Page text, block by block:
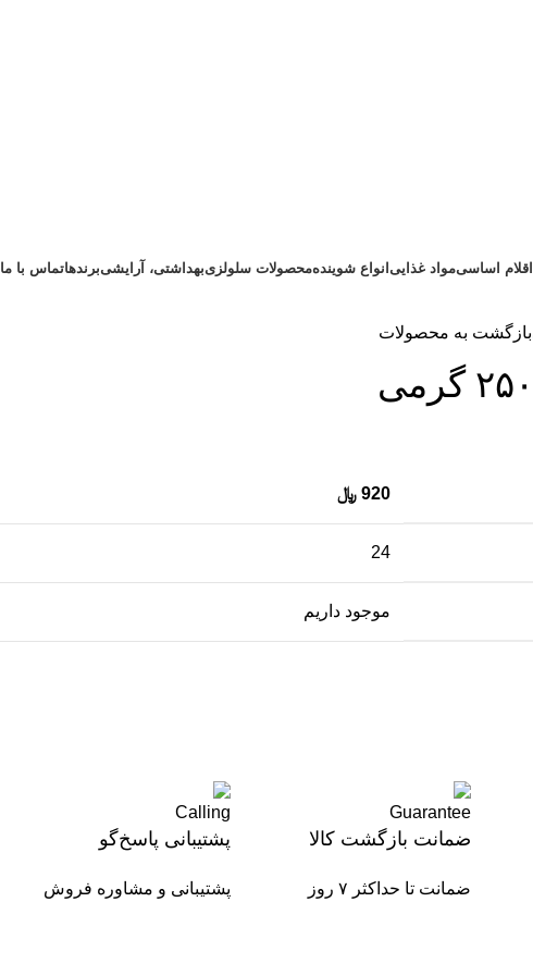
اقلام اساسیمواد غذاییانواع شویندهمحصولات سلولزیبهداشتی، آرایشیبرندهاتماس با ما
بازگشت به محصولات
920 ﷼
24
موجود داریم
ضمانت بازگشت کالا
ضمانت تا حداکثر ۷ روز
پشتیبانی پاسخ‌گو
پشتیبانی و مشاوره فروش